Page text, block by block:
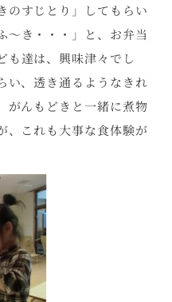
のすじとり」してもらい
～き・・・」と、お弁当
も達は、興味津々でし
い、透き通るようなきれ
がんもどきと一緒に煮物
、これも大事な食体験が